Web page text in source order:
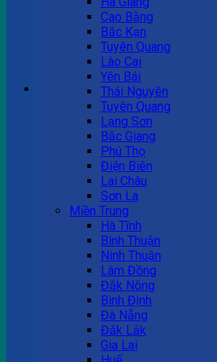
Hotline hỗ trợ
0983 863 488
Giỏ hàng
Chưa có sản phẩm trong giỏ hàng.
Cao Bằng
Bắc Kạn
Tuyên Quang
Lào Cai
Yên Bái
Thái Nguyên
Tuyên Quang
Lạng Sơn
Bắc Giang
Phú Thọ
Điện Biên
Lai Châu
Sơn La
Miền Trung
Hà Tĩnh
Bình Thuận
Ninh Thuận
Lâm Đồng
Đắk Nông
Bình Định
Đà Nẵng
Đắk Lắk
Gia Lai